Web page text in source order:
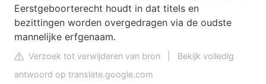
Eerstgeboorterecht houdt in dat titels en
bezittingen worden overgedragen via de oudste
mannelijke erfgenaam.
Verzoek tot verwijderen van bron
Bekijk volledig
antwoord op translate.google.com